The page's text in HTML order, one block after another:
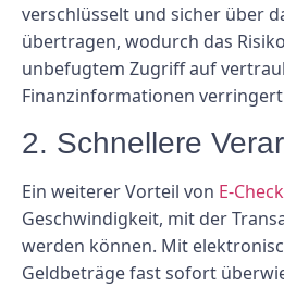
verschlüsselt und sicher über
übertragen, wodurch das
unbefugtem Zugriff auf
Finanzinformationen
2. Schnellere
Ein weiterer Vorteil von E-Check
Geschwindigkeit, mit der
werden können. Mit
Geldbeträge fast sofort